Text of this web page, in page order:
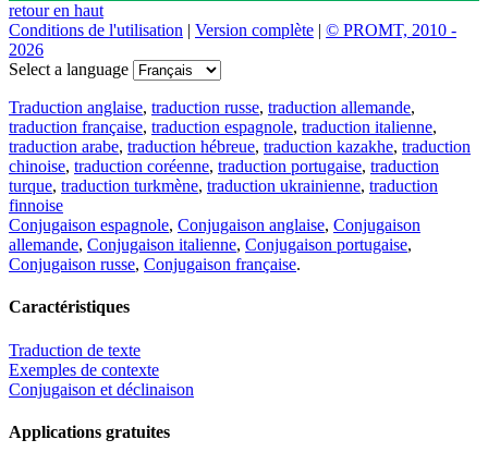
retour en haut
Conditions de l'utilisation | Version complète | © PROMT, 2010 -
2026
Select a language
Traduction anglaise, traduction russe, traduction allemande,
traduction française, traduction espagnole, traduction italienne,
traduction arabe, traduction hébreue, traduction kazakhe, traduction
chinoise, traduction coréenne, traduction portugaise, traduction
turque, traduction turkmène, traduction ukrainienne, traduction
finnoise
Conjugaison espagnole, Conjugaison anglaise, Conjugaison
allemande, Conjugaison italienne, Conjugaison portugaise,
Conjugaison russe, Conjugaison française.
Caractéristiques
Traduction de texte
Exemples de contexte
Conjugaison et déclinaison
Applications gratuites